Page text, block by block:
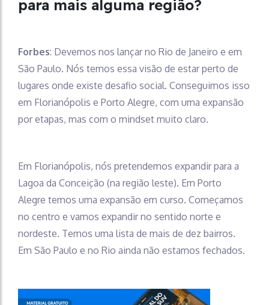
para mais alguma região?
Forbes: Devemos nos lançar no Rio de Janeiro e em
São Paulo. Nós temos essa visão de estar perto de
lugares onde existe desafio social. Conseguimos isso
em Florianópolis e Porto Alegre, com uma expansão
por etapas, mas com o mindset muito claro.
Em Florianópolis, nós pretendemos expandir para a
Lagoa da Conceição (na região leste). Em Porto
Alegre temos uma expansão em curso. Começamos
no centro e vamos expandir no sentido norte e
nordeste. Temos uma lista de mais de dez bairros.
Em São Paulo e no Rio ainda não estamos fechados.